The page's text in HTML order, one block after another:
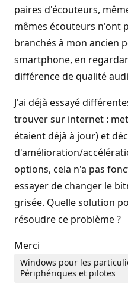
n
paires d'écouteurs,
mêmes écouteurs n'ont
branchés à mon ancien
smartphone, en
différence de qualité
J'ai déjà essayé
trouver sur internet :
étaient déjà à jour) et
d'amélioration/
options, cela n'a pas
essayer de changer le
grisée. Quelle solution
résoudre ce problème ?
Merci
Windows pour les
Périphériques et pilotes